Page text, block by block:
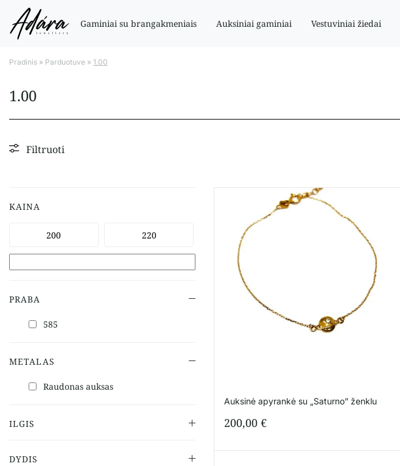
Gaminiai su brangakmeniais Auksiniai gaminiai Vestuviniai žiedai
Pradinis » Parduotuve » 1.00
1.00
Filtruoti
KAINA
PRABA
585
METALAS
Raudonas auksas
ILGIS
DYDIS
Auksinė apyrankė su „Saturno” ženklu
200,00 €